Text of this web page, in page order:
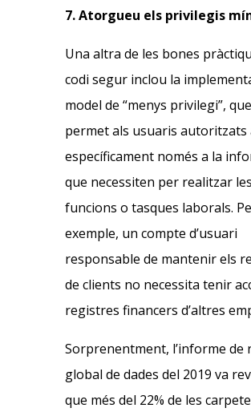
7. Atorgueu els privilegis
Una altra de les bones
codi segur inclou la
model de “menys privilegi”, que
permet als usuaris autoritzats
específicament només a la
que necessiten per realitzar
funcions o tasques laborals.
exemple, un compte d’usuari
responsable de mantenir els
de clients no necessita tenir
registres financers d’altres
Sorprenentment, l’informe de
global de dades del 2019 va
que més del 22% de les